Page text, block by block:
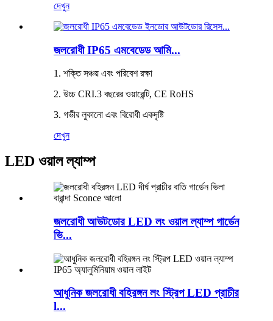
দেখুন
জলরোধী IP65 এমবেডেড আমি...
1. শক্তি সঞ্চয় এবং পরিবেশ রক্ষা
2. উচ্চ CRI.3 বছরের ওয়ারেন্টি, CE RoHS
3. গভীর লুকানো এবং বিরোধী একদৃষ্টি
দেখুন
LED ওয়াল ল্যাম্প
জলরোধী আউটডোর LED লং ওয়াল ল্যাম্প গার্ডেন
ভি...
আধুনিক জলরোধী বহিরঙ্গন লং স্ট্রিপ LED প্রাচীর
l...